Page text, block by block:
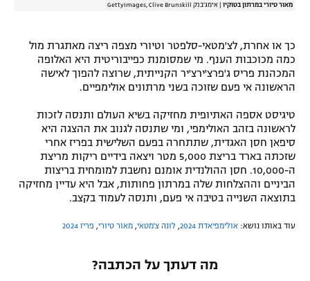
מאור טיורי במרתון בטוקיו אימג'בנק GettyImages, Clive Brunskill
כך או אחרת, לצ'מטאי-סלפטר וטיורי מצפה ריצה מאתגרת מול
כמה מכוכבות הענף. מי שמסומנת כפייבוריטית היא האלופה
המכהנת פריס ג'פרצ'ירצ'יר הקנייתית, שרוצה להפוך לאישה
הראשונה אי פעם שזוכה בשני מרתונים אולימפיים.
טיגיסט אספה האתיופית מחזיקה בשיא העולם ותנסה לזכות
לראשונה בזהב האולימפי, ומי שתנסה לגנוב את ההצגה היא
סיפאן חסן האגדית, שתתחרה בפעם השלישית בפריז אחרי
שזכתה בארד בריצת 5,000 מטר ויצאה בידיים ריקות מריצת
ה-10,000. חסן ההולנדית אומנם נחשבת למומחית בריצות
הביניים וההצלחות שלה במרתון פחותות, אבל היא עדיין מחזיקה
בתוצאה השנייה בטיבה אי פעם, ותנסה לעמוד בקצב.
עוד באותו נושא: אולימפיאדת 2024 לונה צ'מטאי מאור טיורי פריז 2024
מה דעתך על הכתבה?